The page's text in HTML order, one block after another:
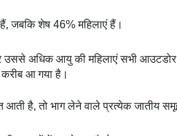
जबकि शेष 46% महिलाएं हैं।
उससे अधिक आयु की महिलाएं सभी आउटडोर
आ गया है।
आती है, तो भाग लेने वाले प्रत्येक जातीय